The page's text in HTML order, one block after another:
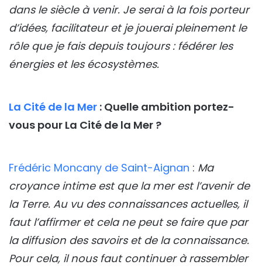
dans le siècle à venir. Je serai à la fois porteur
d’idées, facilitateur et je jouerai pleinement le
rôle que je fais depuis toujours : fédérer les
énergies et les écosystèmes.
La Cité de la Mer : Quelle ambition portez-
vous pour La Cité de la Mer ?
Frédéric Moncany de Saint-Aignan : Ma
croyance intime est que la mer est l’avenir de
la Terre. Au vu des connaissances actuelles, il
faut l’affirmer et cela ne peut se faire que par
la diffusion des savoirs et de la connaissance.
Pour cela, il nous faut continuer à rassembler